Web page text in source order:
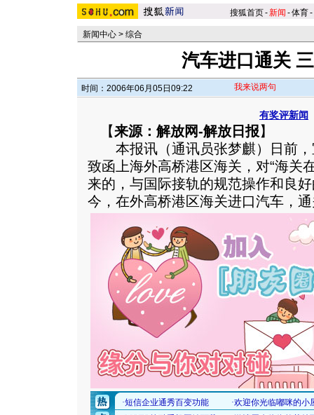
搜狐首页-新闻 -体育-
新闻中心 > 综合
汽车进口通关
时间：2006年06月05日09:22 我来说两句
有奖评新闻
【来源：解放网-解放日报】
本报讯（通讯员张梦麒）日前，
致函上海外高桥港区海关，对“海关
来的，与国际接轨的规范操作和良
今，在外高桥港区海关进口汽车，